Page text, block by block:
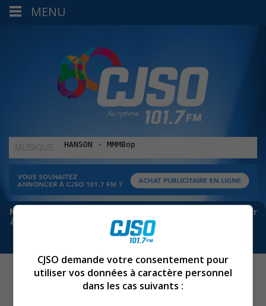
MUSIQUE
:
Meta bloque les infos sur Facebook. Pour ne rien manquer
à Sorel-Tracy et la région, abonne-toi à notre infolettre :
MENU
CJSO demande votre consentement pour
utiliser vos données à caractère personnel
dans les cas suivants :